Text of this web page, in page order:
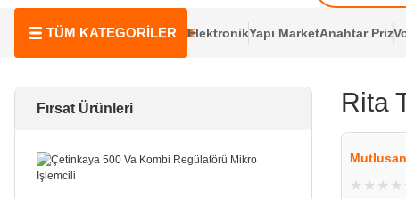
TÜM KATEGORİLER ElektronikYapı MarketAnahtar Priz
Fırsat Ürünleri Rita
Mutlusan